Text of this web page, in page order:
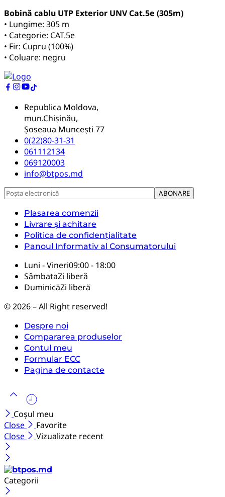
Bobină cablu UTP Exterior UNV Cat.5e (305m)
• Lungime: 305 m
• Categorie: CAT.5e
• Fir: Cupru (100%)
• Coluare: negru
Republica Moldova,
mun.Chișinău,
Șoseaua Muncești 77
0(22)80-31-31
061112134
069120003
info@btpos.md
Plasarea comenzii
Livrare și achitare
Politica de confidențialitate
Panoul Informativ al Consumatorului
Luni - Vineri09:00 - 18:00
SâmbataZi liberă
DuminicăZi liberă
© 2026 – All Right reserved!
Despre noi
Compararea produselor
Contul meu
Formular ECC
Pagina de contacte
Coșul meu
Close
Favorite
Close
Vizualizate recent
Categorii